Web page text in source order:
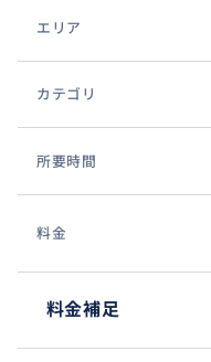
エリア
カテゴリ
所要時間
料金
料金補足